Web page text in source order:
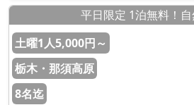
平日限定 1泊無料！
土曜1人5,000円～
栃木・那須高原
8名迄